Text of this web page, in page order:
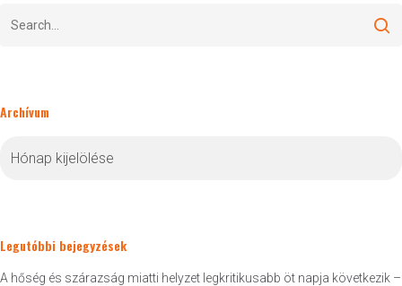
Archívum
Legutóbbi bejegyzések
A hőség és szárazság miatti helyzet legkritikusabb öt napja következik –